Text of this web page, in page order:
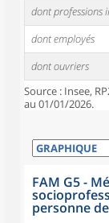
dont professions
dont employés
dont ouvriers
Source : Insee,
au 01/01/2026.
FAM G5 -
personne